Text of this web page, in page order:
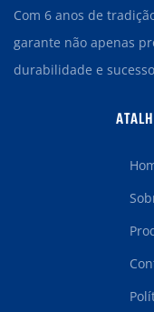
Com 6 anos de
garante não apenas
durabilidade e